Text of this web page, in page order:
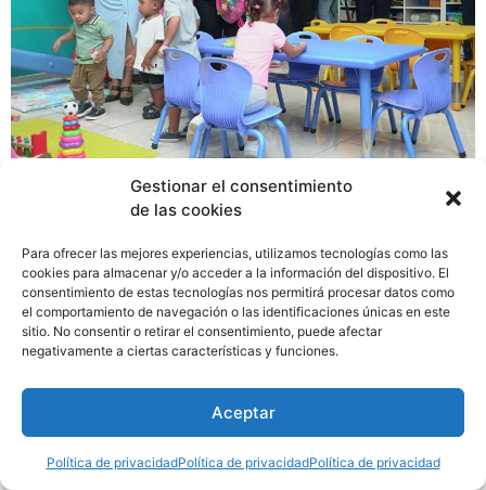
Gestionar el consentimiento
de las cookies
Para ofrecer las mejores experiencias, utilizamos tecnologías como las
cookies para almacenar y/o acceder a la información del dispositivo. El
consentimiento de estas tecnologías nos permitirá procesar datos como
el comportamiento de navegación o las identificaciones únicas en este
sitio. No consentir o retirar el consentimiento, puede afectar
negativamente a ciertas características y funciones.
Aceptar
Política de privacidadPolítica de privacidadPolítica de privacidad
Con la finalidad de brindarle una mejor calidad de vida
a los más pequeños del corregimiento de Caimitillo,
distrito de Panamá, Pampers inauguró la tercera sala de
estimulación temprana en el país. La sala cumple con el
Currículo de la Primera Infancia, reglamentado por el
Ministerio de Educación (MEDUCA), que va desde el
Nacimiento a los 3 años, asegurando así que los niños y
crecimiento.